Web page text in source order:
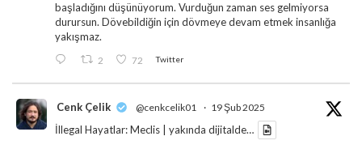
başladığını düşünüyorum. Vurduğun zaman ses gelmiyorsa
durursun. Dövebildiğin için dövmeye devam etmek insanlığa
yakışmaz.
2 72 Twitter
Cenk Çelik @cenkcelik01 · 19 Şub 2025
İllegal Hayatlar: Meclis | yakında dijitalde…